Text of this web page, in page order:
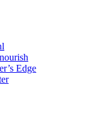
Edge